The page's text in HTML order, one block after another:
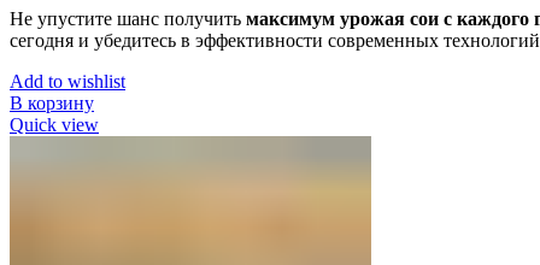
Не упустите шанс получить максимум урожая сои с каждого
сегодня и убедитесь в эффективности современных
Add to wishlist
В корзину
Quick view